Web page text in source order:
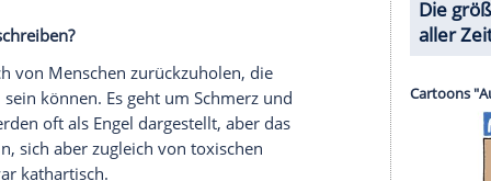
man sich selbst in einem Songtext verliert -
So kann ich selbst die Heldin oder das
Ich bin hoffnungslosJane Austen
verfallen. Ich
solches - die Art, wie sie Sprache benutzt.
kann ichElizabeth Bennetsein. Um was es
nicht genau ausführen, weil es nicht so